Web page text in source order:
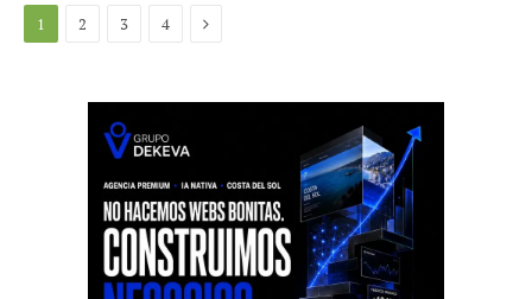
1 2 3 4 Siguiente